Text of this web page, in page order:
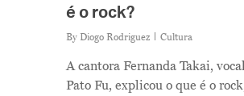
é o rock?
By Diogo Rodriguez Cultura
A cantora Fernanda Takai,
Pato Fu, explicou o que é o